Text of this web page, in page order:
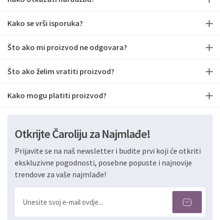
Kako se vrši isporuka?
Što ako mi proizvod ne odgovara?
Što ako želim vratiti proizvod?
Kako mogu platiti proizvod?
Otkrijte Čaroliju za Najmlađe!
Prijavite se na naš newsletter i budite prvi koji će otkriti
ekskluzivne pogodnosti, posebne popuste i najnovije
trendove za vaše najmlađe!